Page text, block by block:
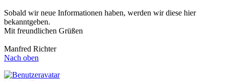
Sobald wir neue Informationen haben, werden wir diese hier
bekanntgeben.
Mit freundlichen Grüßen
Manfred Richter
Nach oben